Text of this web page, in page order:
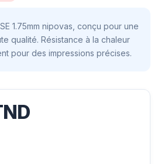
1.75mm nipovas, conçu pour une
qualité. Résistance à la chaleur
pour des impressions précises.